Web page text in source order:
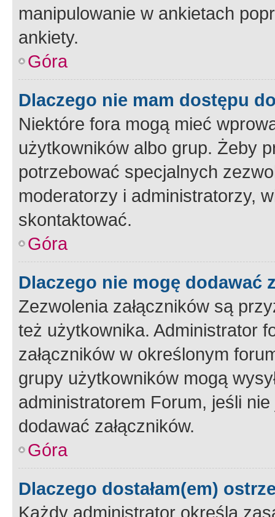
manipulowanie w ankietach
ankiety.
Góra
Dlaczego nie mam dostępu
Niektóre fora mogą mieć
użytkowników albo grup. Żeby
potrzebować specjalnych
moderatorzy i administratorzy,
skontaktować.
Góra
Dlaczego nie mogę dodawać
Zezwolenia załączników są
też użytkownika. Administrator
załączników w określonym
grupy użytkowników mogą
administratorem Forum, jeśli
dodawać załączników.
Góra
Dlaczego dostałam(em)
Każdy administrator określa